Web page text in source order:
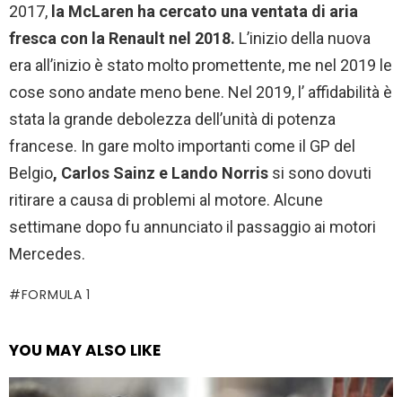
2017, la McLaren ha cercato una ventata di aria
fresca con la Renault nel 2018. L’inizio della nuova
era all’inizio è stato molto promettente, me nel 2019 le
cose sono andate meno bene. Nel 2019, l’ affidabilità è
stata la grande debolezza dell’unità di potenza
francese. In gare molto importanti come il GP del
Belgio, Carlos Sainz e Lando Norris si sono dovuti
ritirare a causa di problemi al motore. Alcune
settimane dopo fu annunciato il passaggio ai motori
Mercedes.
FORMULA 1
YOU MAY ALSO LIKE